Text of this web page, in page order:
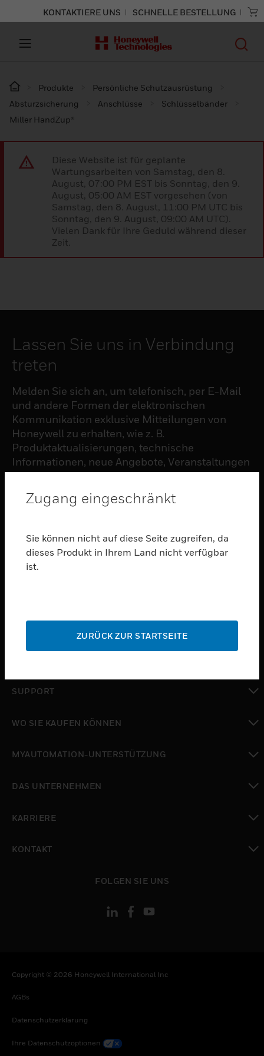
KONTAKTIERE UNS SCHNELLE BESTELLUNG
Produkte
Persönliche Schutzausrüstung
Absturzsicherung
Anschlüsse
Schlüsselbänder
Miller HandZup®
Diese Website ist für geplante
Wartungsarbeiten von Samstag, den 8.
August, 07:00 PM EST bis Sonntag, den 9.
August, 05:00 AM EST vorgesehen (von
Samstag, den 8. August, 11:00 PM UTC bis
Sonntag, den 9. August, 09:00 AM UTC).
Vielen Dank für Ihre Geduld während dieser
Zeit.
Lassen Sie uns in Verbindung
treten
Melden Sie sich an, um telefonisch, per E-Mail
und andere Formen der elektronischen
Kommunikation exklusive Mitteilungen von
Honeywell zu erhalten, wie z. B.
Produktaktualisierungen, technische
Informationen, neue Angebote, Veranstaltungen
und Neuigkeiten, Umfragen, Sonderangebote
PRODUKTE
toggle view
toggle view
toggle view
SUPPORT
WO SIE KAUFEN KÖNNEN
MYAUTOMATION-UNTERSTÜTZUNG
DAS UNTERNEHMEN
KARRIERE
KONTAKT
FOLGEN SIE UNS
Copyright © 2026 Honeywell International Inc
AGBs
Datenschutzerklärung
Ihre Datenschutzoptionen
Zugang eingeschränkt
Sie können nicht auf diese Seite zugreifen, da
dieses Produkt in Ihrem Land nicht verfügbar
ist.
ZURÜCK ZUR STARTSEITE